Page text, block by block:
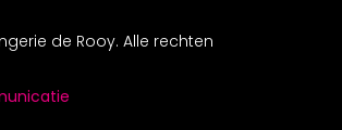
de Rooy. Alle rechten